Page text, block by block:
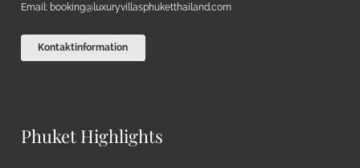
Email: booking@luxuryvillasphuketthailand.com
Kontaktinformation
Phuket Highlights